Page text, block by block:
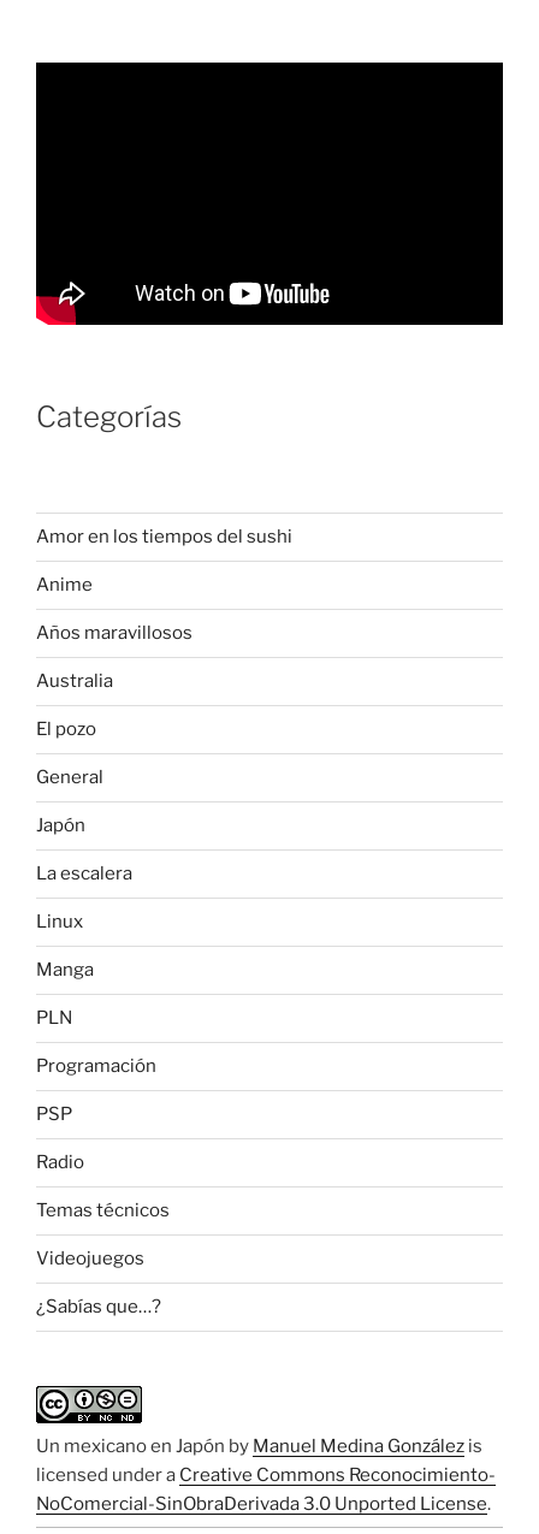
Categorías
Amor en los tiempos del sushi
Anime
Años maravillosos
Australia
El pozo
General
Japón
La escalera
Linux
Manga
PLN
Programación
PSP
Radio
Temas técnicos
Videojuegos
¿Sabías que…?
Un mexicano en Japón by Manuel Medina González is
licensed under a Creative Commons Reconocimiento-
NoComercial-SinObraDerivada 3.0 Unported License.